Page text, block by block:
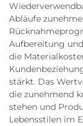
Abläufe
Aufbereitung
die
stärkt. Das
die zunehmend
stehen und
Lebensstilen im